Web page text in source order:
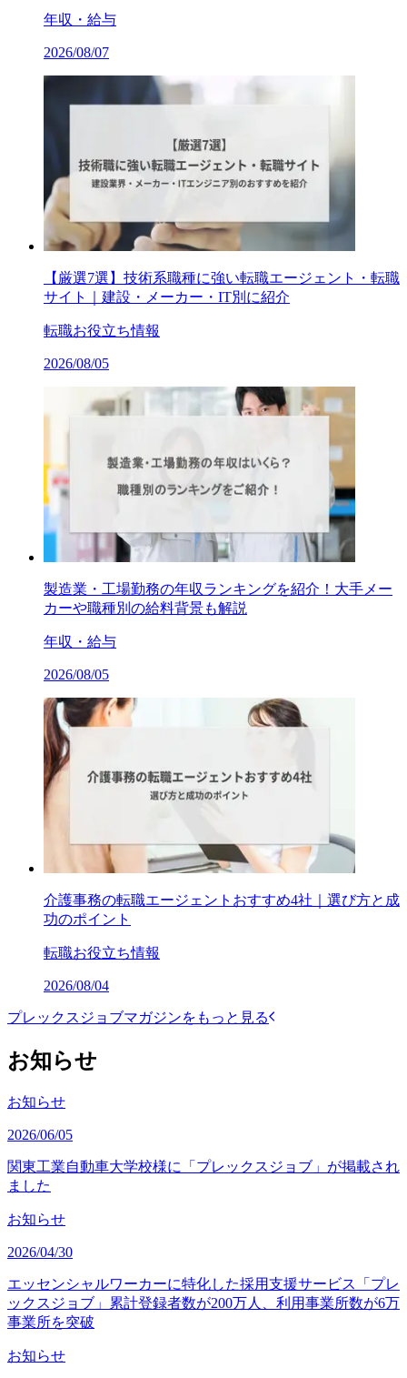
年収・給与
2026/08/07
【厳選7選】技術系職種に強い転職エージェント・転職
サイト｜建設・メーカー・IT別に紹介
転職お役立ち情報
2026/08/05
製造業・工場勤務の年収ランキングを紹介！大手メー
カーや職種別の給料背景も解説
年収・給与
2026/08/05
介護事務の転職エージェントおすすめ4社｜選び方と成
功のポイント
転職お役立ち情報
2026/08/04
プレックスジョブマガジンをもっと見る
お知らせ
お知らせ
2026/06/05
関東工業自動車大学校様に「プレックスジョブ」が掲載され
ました
お知らせ
2026/04/30
エッセンシャルワーカーに特化した採用支援サービス「プレ
ックスジョブ」累計登録者数が200万人、利用事業所数が6万
事業所を突破
お知らせ